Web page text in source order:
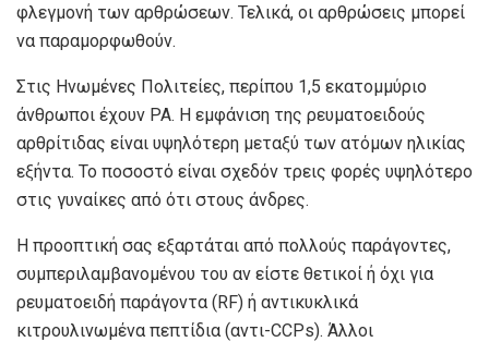
φλεγμονή των αρθρώσεων. Τελικά, οι αρθρώσεις μπορεί
να παραμορφωθούν.
Στις Ηνωμένες Πολιτείες, περίπου 1,5 εκατομμύριο
άνθρωποι έχουν ΡΑ. Η εμφάνιση της ρευματοειδούς
αρθρίτιδας είναι υψηλότερη μεταξύ των ατόμων ηλικίας
εξήντα. Το ποσοστό είναι σχεδόν τρεις φορές υψηλότερο
στις γυναίκες από ότι στους άνδρες.
Η προοπτική σας εξαρτάται από πολλούς παράγοντες,
συμπεριλαμβανομένου του αν είστε θετικοί ή όχι για
ρευματοειδή παράγοντα (RF) ή αντικυκλικά
κιτρουλινωμένα πεπτίδια (αντι-CCPs). Άλλοι